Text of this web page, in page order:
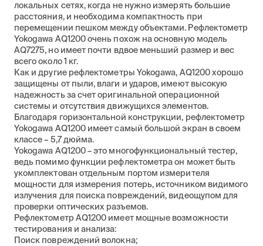
локальных сетях, когда не нужно измерять большие
расстояния, и необходима компактность при
перемещении пешком между объектами. Рефлектометр
Yokogawa AQ1200 очень похож на основную модель
AQ7275, но имеет почти вдвое меньший размер и вес
всего около 1 кг.
Как и другие рефлектометры Yokogawa, AQ1200 хорошо
защищены от пыли, влаги и ударов, имеют высокую
надежность за счет оригинальной операционной
системы и отсутствия движущихся элементов.
Благодаря горизонтальной конструкции, рефлектометр
Yokogawa AQ1200 имеет самый большой экран в своем
классе – 5,7 дюйма.
Yokogawa AQ1200 – это многофункциональный тестер,
ведь помимо функции рефлектометра он может быть
укомплектован отдельным портом измерителя
мощности для измерения потерь, источником видимого
излучения для поиска повреждений, видеощупом для
проверки оптических разъемов.
Рефлектометр AQ1200 имеет мощные возможности
тестирования и анализа:
Поиск повреждений волокна;